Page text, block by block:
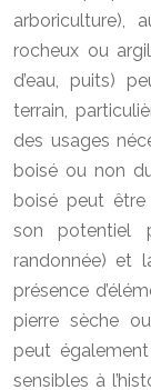
arboriculture),
rocheux ou
d’eau, puits)
terrain,
des usages
boisé ou non
boisé peut être
son potentiel
randonnée) et
présence
pierre sèche
peut
sensibles à